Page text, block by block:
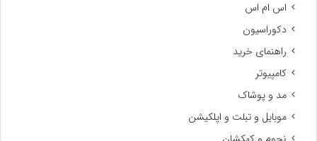
اس ام اس
دکوراسیون
راهنمای خرید
کامپیوتر
مد و پوشاک
موبایل و تبلت و اپلکیشن